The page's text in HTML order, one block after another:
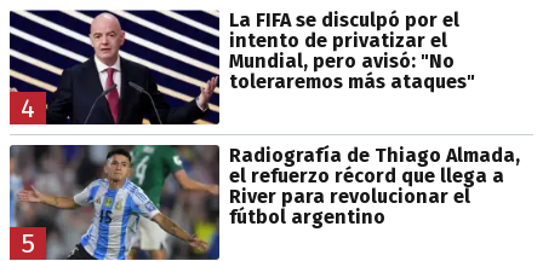
4
La FIFA se disculpó por el
intento de privatizar el
Mundial, pero avisó: "No
toleraremos más ataques"
5
Radiografía de Thiago Almada,
el refuerzo récord que llega a
River para revolucionar el
fútbol argentino